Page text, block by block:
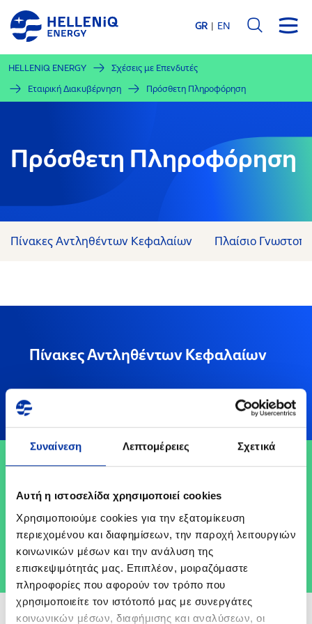
Συναίνεση Λεπτομέρειες Σχετικά
Αυτή η ιστοσελίδα χρησιμοποιεί cookies
Χρησιμοποιούμε cookies για την εξατομίκευση
περιεχομένου και διαφημίσεων, την παροχή λειτουργιών
κοινωνικών μέσων και την ανάλυση της
επισκεψιμότητάς μας. Επιπλέον, μοιραζόμαστε
πληροφορίες που αφορούν τον τρόπο που
χρησιμοποιείτε τον ιστότοπό μας με συνεργάτες
κοινωνικών μέσων, διαφήμισης και αναλύσεων, οι
Παράκαμψη
προς
κυρίως
περιεχόμενο
GR EN
HELLENiQ ENERGY
Σχέσεις με Επενδυτές
Εταιρική Διακυβέρνηση
Πρόσθετη Πληροφόρηση
Πρόσθετη Πληροφόρηση
Πίνακες Αντληθέντων Κεφαλαίων Πλαίσιο
Πίνακες Αντληθέντων Κεφαλαίων
Δείτε περισσότερα
Πλαίσιο Γνωστοποιήσεων
Συναλλαγών MAR
Δείτε περισσότερα